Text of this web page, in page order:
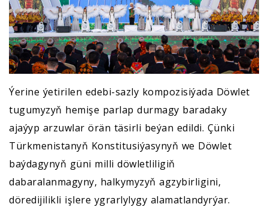
Ýerine ýetirilen edebi-sazly kompozisiýada Döwlet
tugumyzyň hemişe parlap durmagy baradaky
ajaýyp arzuwlar örän täsirli beýan edildi. Çünki
Türkmenistanyň Konstitusiýasynyň we Döwlet
baýdagynyň güni milli döwletliligiň
dabaralanmagyny, halkymyzyň agzybirligini,
döredijilikli işlere ygrarlylygy alamatlandyrýar.